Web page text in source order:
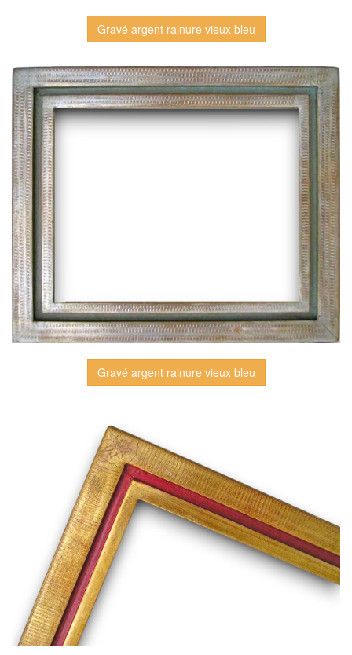
Gravé argent rainure vieux bleu
Gravé argent rainure vieux bleu